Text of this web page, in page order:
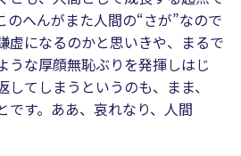
のへんがまた人間の“さが”なので
虚になるのかと思いきや、まるで
うな厚顔無恥ぶりを発揮しはじ
てしまうというのも、まま、
です。ああ、哀れなり、人間